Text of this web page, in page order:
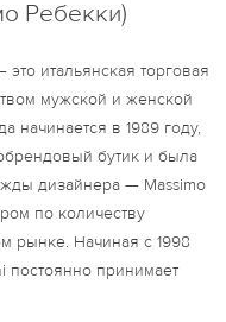
Ребекки)
итальянская торговая
мужской и женской
начинается в 1989 году,
бутик и была
дизайнера — Massimo
по количеству
рынке. Начиная с 1998
постоянно принимает